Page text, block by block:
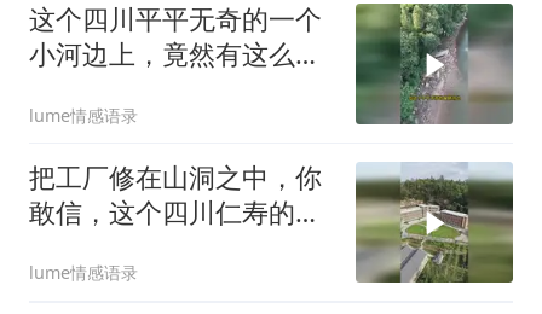
这个四川平平无奇的一个
小河边上，竟然有这么一
lume情感语录
把工厂修在山洞之中，你
敢信，这个四川仁寿的工
lume情感语录